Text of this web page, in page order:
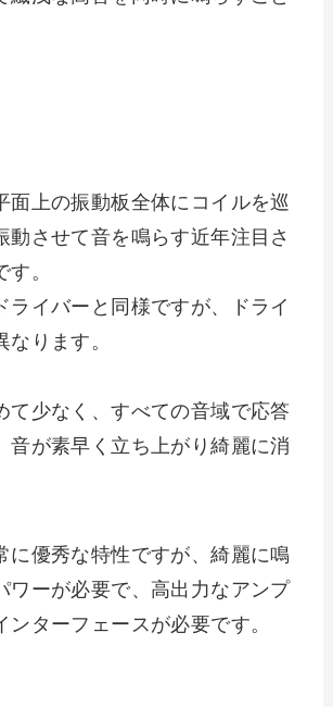
面上の振動板全体にコイルを巡
動させて音を鳴らす近年注目さ
。
ライバーと同様ですが、ドライ
ります。
て少なく、すべての音域で応答
音が素早く立ち上がり綺麗に消
に優秀な特性ですが、綺麗に鳴
ワーが必要で、高出力なアンプ
ンターフェースが必要です。